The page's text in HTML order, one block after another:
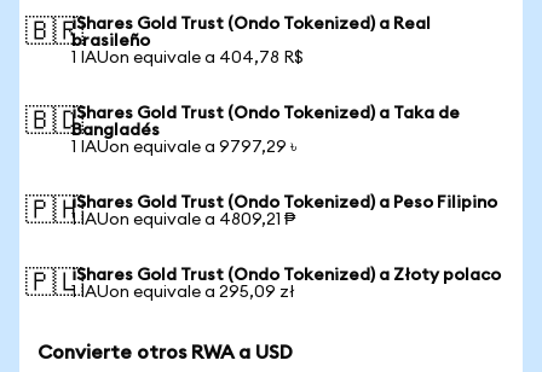
🇧🇷iShares Gold Trust (Ondo Tokenized) a Real
brasileño
1 IAUon equivale a 404,78 R$
🇧🇩iShares Gold Trust (Ondo Tokenized) a Taka de
Bangladés
1 IAUon equivale a 9797,29 ৳
🇵🇭iShares Gold Trust (Ondo Tokenized) a Peso Filipino
1 IAUon equivale a 4809,21 ₱
🇵🇱iShares Gold Trust (Ondo Tokenized) a Złoty polaco
1 IAUon equivale a 295,09 zł
Convierte otros RWA a USD